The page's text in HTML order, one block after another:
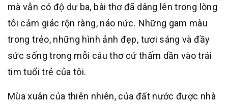
mà vẫn có độ dư ba, bài thơ đã dâng lên trong lòng
tôi cảm giác rộn ràng, náo nức. Những gam màu
trong trẻo, những hình ảnh đẹp, tươi sáng và đầy
sức sống trong mỗi câu thơ cứ thấm dần vào trái
tim tuổi trẻ của tôi.
Mùa xuân của thiên nhiên, của đất nước được nhà